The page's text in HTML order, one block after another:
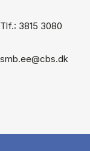
Tlf.: 3815 3080
smb.ee@cbs.dk